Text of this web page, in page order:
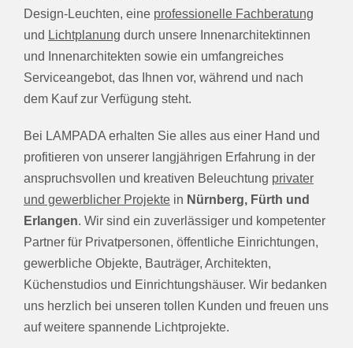
Design-Leuchten, eine professionelle Fachberatung
und Lichtplanung durch unsere Innenarchitektinnen
und Innenarchitekten sowie ein umfangreiches
Serviceangebot, das Ihnen vor, während und nach
dem Kauf zur Verfügung steht.
Bei LAMPADA erhalten Sie alles aus einer Hand und
profitieren von unserer langjährigen Erfahrung in der
anspruchsvollen und kreativen Beleuchtung privater
und gewerblicher Projektein Nürnberg, Fürth und
Erlangen. Wir sind ein zuverlässiger und kompetenter
Partner für Privatpersonen, öffentliche Einrichtungen,
gewerbliche Objekte, Bauträger, Architekten,
Küchenstudios und Einrichtungshäuser. Wir bedanken
uns herzlich bei unseren tollen Kunden und freuen uns
auf weitere spannende Lichtprojekte.